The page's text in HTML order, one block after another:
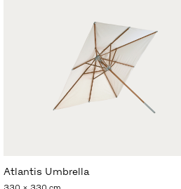
Atlantis Umbrella